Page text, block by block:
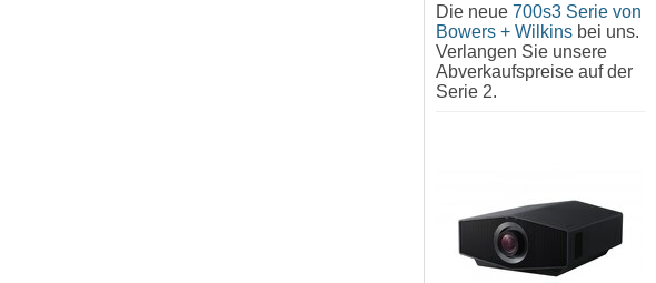
Die neue 700s3 Serie von
Bowers + Wilkins bei uns.
Verlangen Sie unsere
Abverkaufspreise auf der
Serie 2.